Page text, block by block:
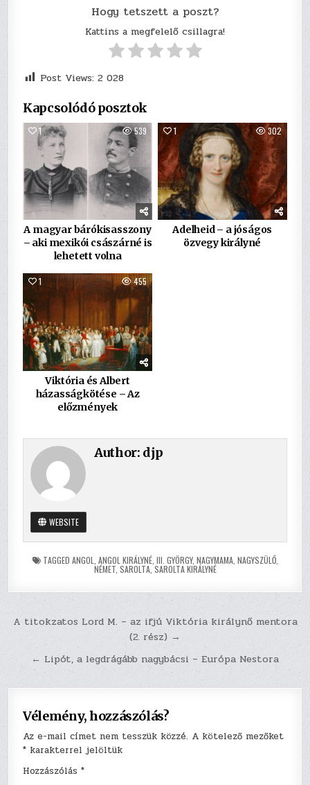
Hogy tetszett a poszt?
Kattins a megfelelő csillagra!
Post Views: 2 028
Kapcsolódó posztok
1 539
A magyar bárókisasszony
– aki mexikói császárné is
lehetett volna
1 302
Adelheid – a jóságos
özvegy királyné
1 455
Viktória és Albert
házasságkötése – Az
előzmények
Author: djp
WEBSITE
TAGGED ANGOL ANGOL KIRÁLYNÉ, III. GYÖRGY, NAGYMAMA, NAGYSZÜLŐ,
NÉMET, SAROLTA,SAROLTA KIRÁLYNÉ
Bejegyzés
A titokzatos Lord M. – az ifjú Viktória királynő mentora
(2. rész) →
← Lipót, a legdrágább nagybácsi – Európa Nestora
Vélemény, hozzászólás?
Az e-mail címet nem tesszük közzé. A kötelező mezőket
* karakterrel jelöltük
Hozzászólás*